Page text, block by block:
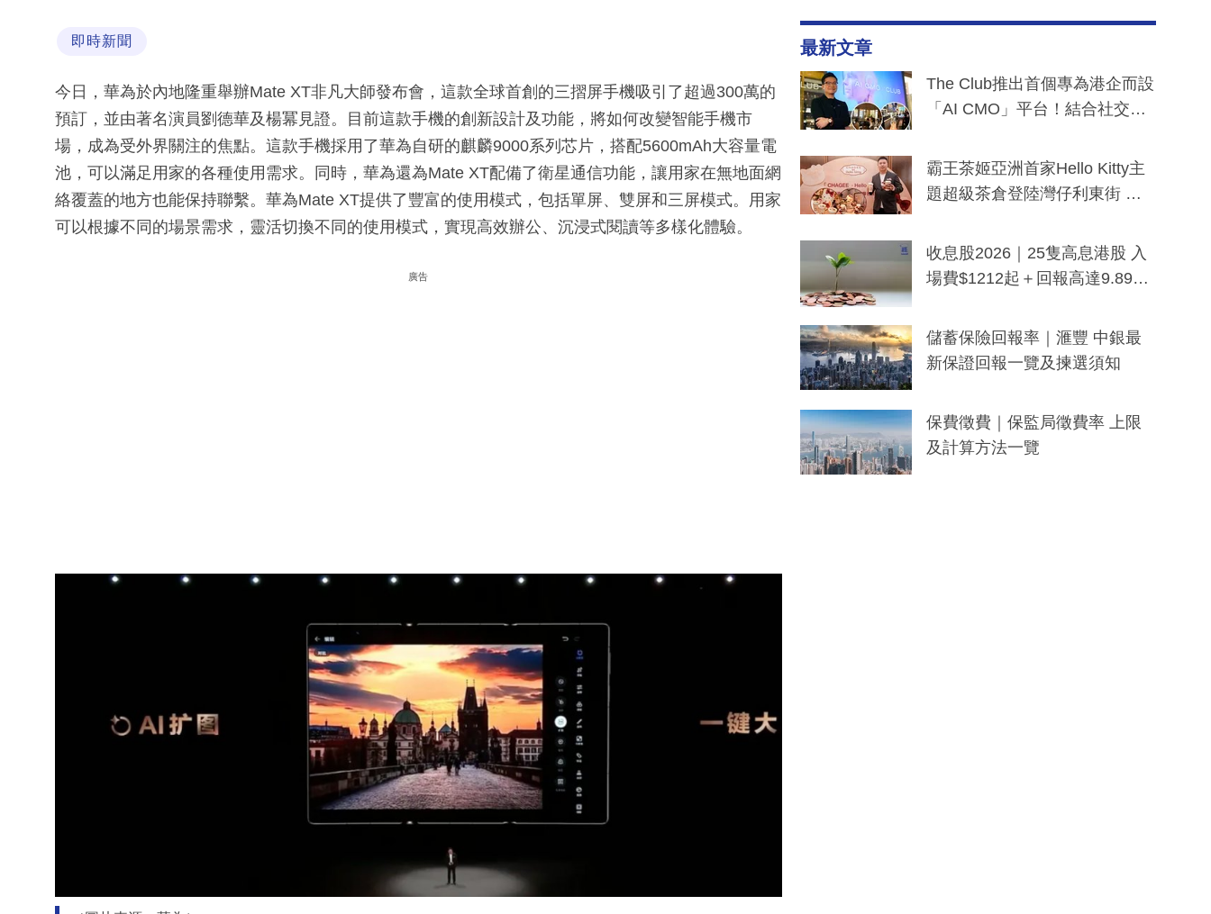
即時新聞
今日，華為於內地隆重舉辦Mate XT非凡大師發布會，這款全球首創的三摺屏手機吸引了超過300萬的
預訂，並由著名演員劉德華及楊冪見證。目前這款手機的創新設計及功能，將如何改變智能手機市
場，成為受外界關注的焦點。這款手機採用了華為自研的麒麟9000系列芯片，搭配5600mAh大容量電
池，可以滿足用家的各種使用需求。同時，華為還為Mate XT配備了衛星通信功能，讓用家在無地面網
絡覆蓋的地方也能保持聯繫。華為Mate XT提供了豐富的使用模式，包括單屏、雙屏和三屏模式。用家
可以根據不同的場景需求，靈活切換不同的使用模式，實現高效辦公、沉浸式閱讀等多樣化體驗。
廣告
最新文章
The Club推出首個專為港企而設
「AI CMO」平台！結合社交聆
分鐘生成「貼地」宣傳短片
霸王茶姬亞洲首家Hello Kitty主
題超級茶倉登陸灣仔利東街 推
y及香港限定特調系列
收息股2026｜25隻高息港股 入
場費$1212起＋回報高達9.89
儲蓄保險回報率｜滙豐 中銀最
新保證回報一覽及揀選須知
保費徵費｜保監局徵費率 上限
及計算方法一覽